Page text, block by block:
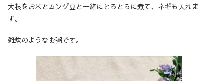
大根をお米とムング豆と一緒にとろとろに煮て、ネギも入れま
す。
雑炊のようなお粥です。